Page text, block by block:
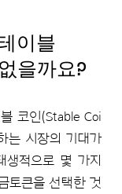
이블
을까요?
코인(Stable Coi
는 시장의 기대가
생적으로 몇 가지
토큰을 선택한 것